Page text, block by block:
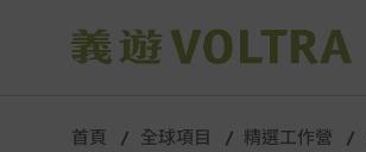
首頁 全球項目 精選工作營